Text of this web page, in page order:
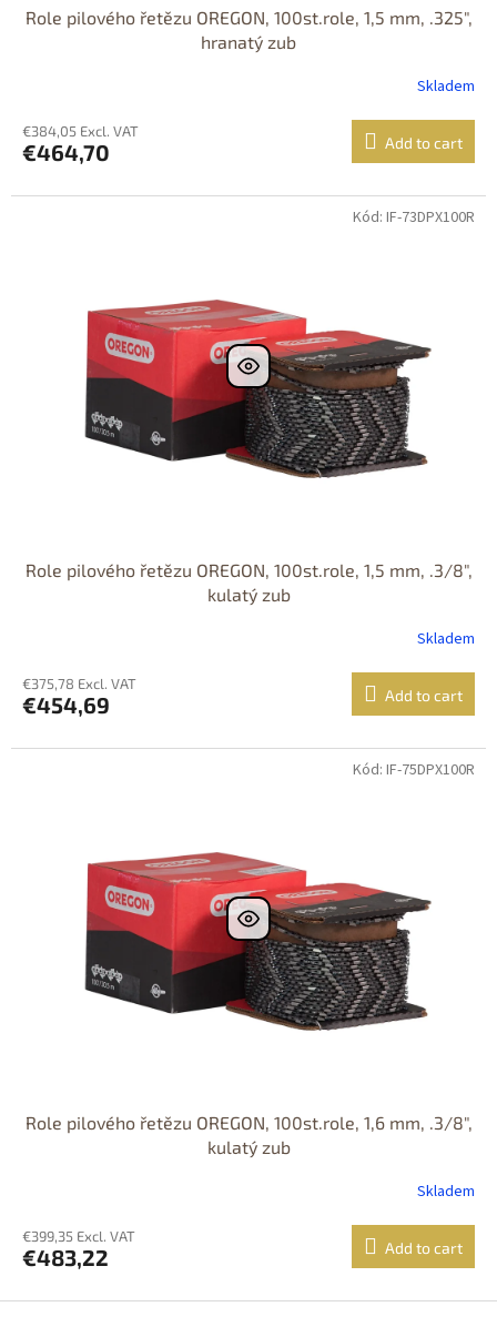
Role pilového řetězu OREGON, 100st.role, 1,5 mm, .325",
hranatý zub
Skladem
€384,05 Excl. VAT
€464,70 Add to cart
Role pilového řetězu OREGON, 100st.role, 1,5 mm, .3/8",
kulatý zub
Skladem
€375,78 Excl. VAT
€454,69 Add to cart
Kód: IF-73DPX100R
Role pilového řetězu OREGON, 100st.role, 1,6 mm, .3/8",
kulatý zub
Skladem
€399,35 Excl. VAT
€483,22 Add to cart
Kód: IF-75DPX100R